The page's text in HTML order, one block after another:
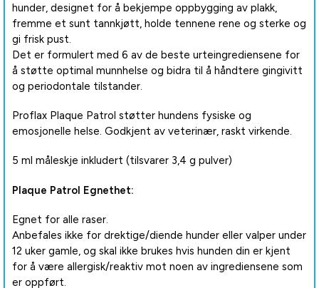
hunder, designet for å bekjempe oppbygging av plakk,
fremme et sunt tannkjøtt, holde tennene rene og sterke og
gi frisk pust.
Det er formulert med 6 av de beste urteingrediensene for
å støtte optimal munnhelse og bidra til å håndtere gingivitt
og periodontale tilstander.
Proflax Plaque Patrol støtter hundens fysiske og
emosjonelle helse. Godkjent av veterinær, raskt virkende.
5 ml måleskje inkludert (tilsvarer 3,4 g pulver)
Plaque Patrol Egnethet:
Egnet for alle raser.
Anbefales ikke for drektige/diende hunder eller valper under
12 uker gamle, og skal ikke brukes hvis hunden din er kjent
for å være allergisk/reaktiv mot noen av ingrediensene som
er oppført.